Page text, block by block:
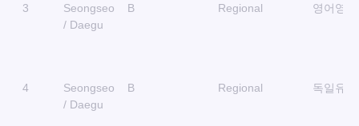
3
Seongseo
/ Daegu
B Regional 영어영
4
Seongseo
/ Daegu
B Regional 독일유